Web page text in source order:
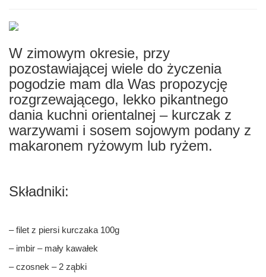
W zimowym okresie, przy
pozostawiającej wiele do życzenia
pogodzie mam dla Was propozycję
rozgrzewającego, lekko pikantnego
dania kuchni orientalnej – kurczak z
warzywami i sosem sojowym podany z
makaronem ryżowym lub ryżem.
Składniki:
– filet z piersi kurczaka 100g
– imbir – mały kawałek
– czosnek – 2 ząbki